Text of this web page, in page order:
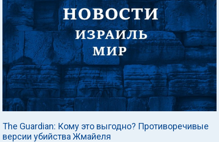
The Guardian: Кому это выгодно? Противоречивые
версии убийства Жмайеля